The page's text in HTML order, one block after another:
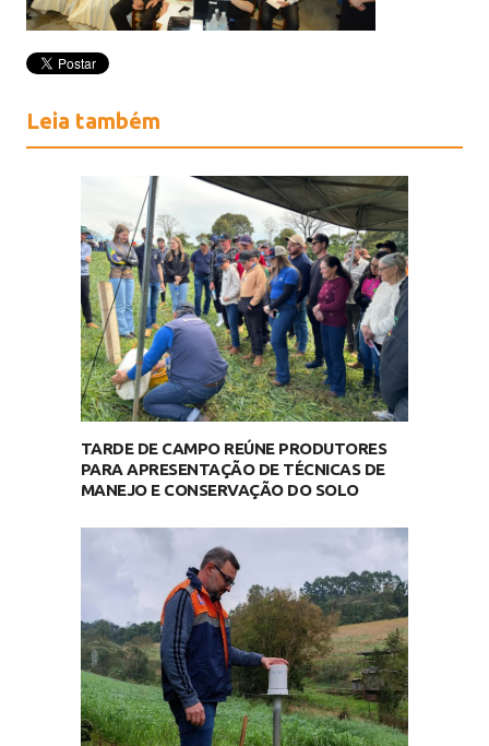
Leia também
TARDE DE CAMPO REÚNE PRODUTORES
PARA APRESENTAÇÃO DE TÉCNICAS DE
MANEJO E CONSERVAÇÃO DO SOLO